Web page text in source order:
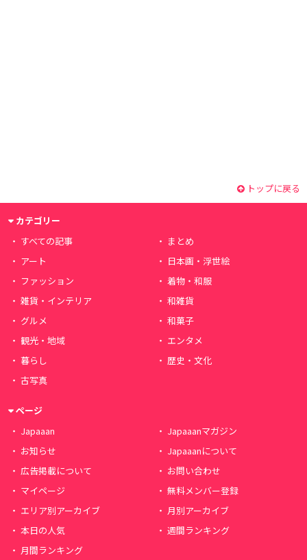
トップに戻る
カテゴリー
すべての記事
まとめ
アート
日本画・浮世絵
ファッション
着物・和服
雑貨・インテリア
和雑貨
グルメ
和菓子
観光・地域
エンタメ
暮らし
歴史・文化
古写真
ページ
Japaaan
Japaaanマガジン
お知らせ
Japaaanについて
広告掲載について
お問い合わせ
マイページ
無料メンバー登録
エリア別アーカイブ
月別アーカイブ
本日の人気
週間ランキング
月間ランキング